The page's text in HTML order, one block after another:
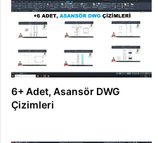
6+ Adet, Asansör DWG
Çizimleri